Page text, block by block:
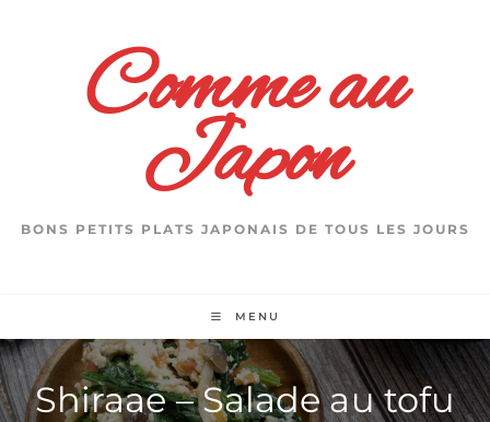
Comme au
Japon
BONS PETITS PLATS JAPONAIS DE TOUS LES JOURS
MENU
Shiraae – Salade au tofu